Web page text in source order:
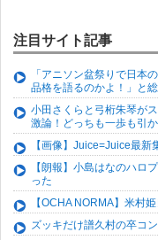
注目サイト記事
「アニソン盆祭りで日本
品格を語るのかよ！」と
小田さくらと弓桁朱琴が
激論！どっちも一歩も引
【画像】Juice=Juice
【朗報】小島はなのハロ
った
【OCHA NORMA】米村
ズッキだけ譜久村の卒コ